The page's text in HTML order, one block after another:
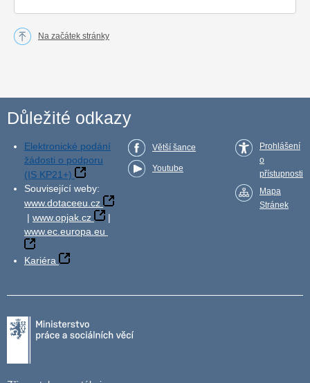
Na začátek stránky
Důležité odkazy
Elektronické podání
žádosti o podporu
(IS KP21+)
Související weby:
www.dotaceeu.cz
| www.opjak.cz
|
www.ec.europa.eu
Kariéra
Větší šance
Youtube
Prohlášení
o
přístupnosti
Mapa
Stránek